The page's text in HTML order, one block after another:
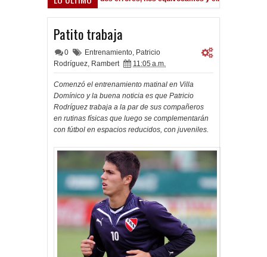
Patito trabaja
0 Entrenamiento, Patricio
Rodríguez, Rambert 11:05 a.m.
Comenzó el entrenamiento matinal en Villa
Domínico y la buena noticia es que Patricio
Rodríguez trabaja a la par de sus compañeros
en rutinas físicas que luego se complementarán
con fútbol en espacios reducidos, con juveniles.